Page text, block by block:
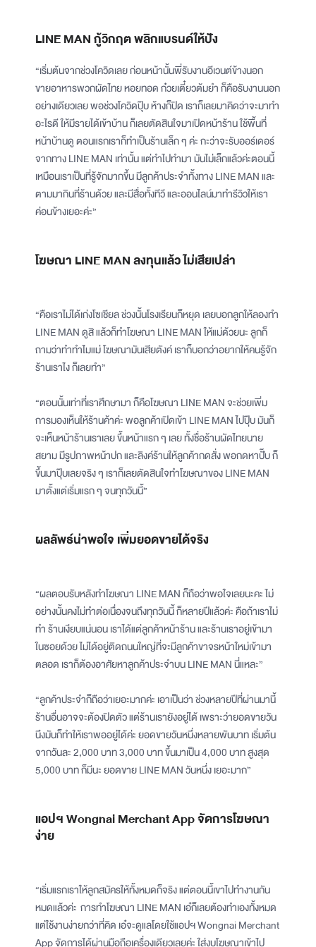
LINE MAN กู้วิกฤต พลิกแบรนด์ให้ปัง
“เริ่มต้นจากช่วงโควิดเลย ก่อนหน้านั้นพี่รับงานอีเวนต์ข้างนอก
ขายอาหารพวกผัดไทย หอยทอด ก๋วยเตี๋ยวต้มยำ ก็คือรับงานนอก
อย่างเดียวเลย พอช่วงโควิดปุ๊บ ห้างก็ปิด เราก็เลยมาคิดว่าจะมาทำ
อะไรดี ให้มีรายได้เข้าบ้าน ก็เลยตัดสินใจมาเปิดหน้าร้าน ใช้พื้นที่
หน้าบ้านดู ตอนแรกเราก็ทำเป็นร้านเล็ก ๆ ค่ะ กะว่าจะรับออร์เดอร์
จากทาง LINE MAN เท่านั้น แต่ทำไปทำมา มันไม่เล็กแล้วค่ะตอนนี้
เหมือนเราเป็นที่รู้จักมากขึ้น มีลูกค้าประจำทั้งทาง LINE MAN และ
ตามมากินที่ร้านด้วย และมีสื่อทั้งทีวี และออนไลน์มาทำรีวิวให้เรา
ค่อนข้างเยอะค่ะ”
โฆษณา LINE MAN ลงทุนแล้ว ไม่เสียเปล่า
“คือเราไม่ได้เก่งโซเชียล ช่วงนั้นโรงเรียนก็หยุด เลยบอกลูกให้ลองทำ
LINE MAN ดูสิ แล้วก็ทำโฆษณา LINE MAN ให้แม่ด้วยนะ ลูกก็
ถามว่าทำทำไมแม่ โฆษณามันเสียตังค์ เราก็บอกว่าอยากให้คนรู้จัก
ร้านเราไง ก็เลยทำ”
“ตอนนั้นเท่าที่เราศึกษามา ก็คือโฆษณา LINE MAN จะช่วยเพิ่ม
การมองเห็นให้ร้านค้าค่ะ พอลูกค้าเปิดเข้า LINE MAN ไปปุ๊บ มันก็
จะเห็นหน้าร้านเราเลย ขึ้นหน้าแรก ๆ เลย ทั้งชื่อร้านผัดไทยนาย
สยาม มีรูปภาพหน้าปก และลิงค์ร้านให้ลูกค้ากดสั่ง พอกดหาปั๊บ ก็
ขึ้นมาปุ๊บเลยจริง ๆ เราก็เลยตัดสินใจทำโฆษณาของ LINE MAN
มาตั้งแต่เริ่มแรก ๆ จนทุกวันนี้”
ผลลัพธ์น่าพอใจ เพิ่มยอดขายได้จริง
“ผลตอบรับหลังทำโฆษณา LINE MAN ก็ถือว่าพอใจเลยนะคะ ไม่
อย่างนั้นคงไม่ทำต่อเนื่องจนถึงทุกวันนี้ ก็หลายปีแล้วค่ะ คือถ้าเราไม่
ทำ ร้านเงียบแน่นอน เราได้แต่ลูกค้าหน้าร้าน และร้านเราอยู่เข้ามา
ในซอยด้วย ไม่ได้อยู่ติดถนนใหญ่ที่จะมีลูกค้าขาจรหน้าใหม่เข้ามา
ตลอด เราก็ต้องอาศัยหาลูกค้าประจำบน LINE MAN นี่แหละ”
“ลูกค้าประจำก็ถือว่าเยอะมากค่ะ เอาเป็นว่า ช่วงหลายปีที่ผ่านมานี้
ร้านอื่นอาจจะต้องปิดตัว แต่ร้านเรายังอยู่ได้ เพราะว่ายอดขายวัน
นึงมันก็ทำให้เราพออยู่ได้ค่ะ ยอดขายวันหนึ่งหลายพันบาท เริ่มต้น
จากวันละ 2,000 บาท 3,000 บาท ขึ้นมาเป็น 4,000 บาท สูงสุด
5,000 บาท ก็มีนะ ยอดขาย LINE MAN วันหนึ่ง เยอะมาก”
แอปฯ Wongnai Merchant App จัดการโฆษณา
ง่าย
“เริ่มแรกเราให้ลูกสมัครให้ทั้งหมดก็จริง แต่ตอนนี้เขาไปทำงานกัน
หมดแล้วค่ะ การทำโฆษณา LINE MAN เอ๋ก็เลยต้องทำเองทั้งหมด
แต่ใช้งานง่ายกว่าที่คิด เอ๋จะดูแลโดยใช้แอปฯ Wongnai Merchant
App จัดการได้ผ่านมือถือเครื่องเดียวเลยค่ะ ใส่งบโฆษณาเข้าไป